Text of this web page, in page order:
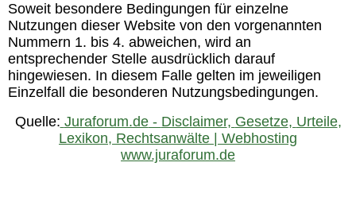
Soweit besondere Bedingungen für einzelne
Nutzungen dieser Website von den vorgenannten
Nummern 1. bis 4. abweichen, wird an
entsprechender Stelle ausdrücklich darauf
hingewiesen. In diesem Falle gelten im jeweiligen
Einzelfall die besonderen Nutzungsbedingungen.
Quelle: Juraforum.de- Disclaimer, Gesetze, Urteile,
Lexikon, Rechtsanwälte
Webhosting
www.juraforum.de